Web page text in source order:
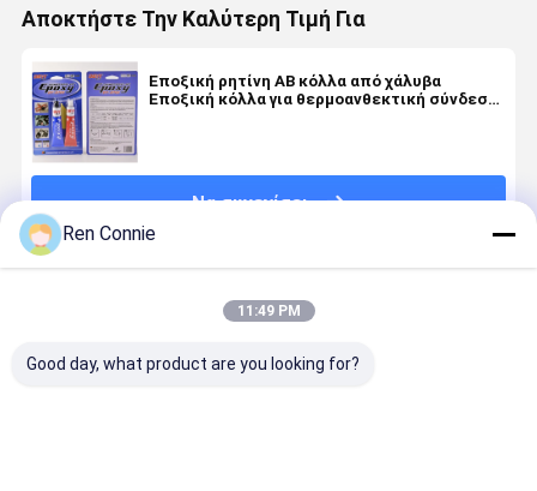
Αποκτήστε Την Καλύτερη Τιμή Για
Εποξική ρητίνη AB κόλλα από χάλυβα
Εποξική κόλλα για θερμοανθεκτική σύνδεση
Να συνεχίσει
Ren Connie
11:49 PM
Good day, what product are you looking for?